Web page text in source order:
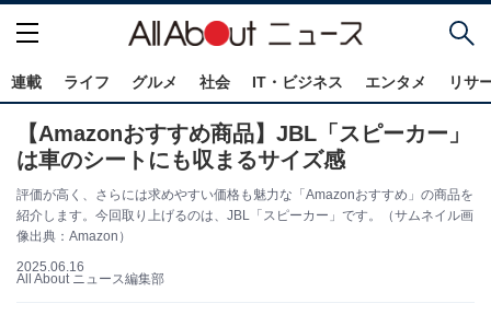
連載 ライフ グルメ 社会 IT・ビジネス エンタメ リサ
【Amazonおすすめ商品】JBL「スピーカー」
は車のシートにも収まるサイズ感
評価が高く、さらには求めやすい価格も魅力な「Amazonおすすめ」の商品を
紹介します。今回取り上げるのは、JBL「スピーカー」です。（サムネイル画
像出典：Amazon）
2025.06.16
All About ニュース編集部